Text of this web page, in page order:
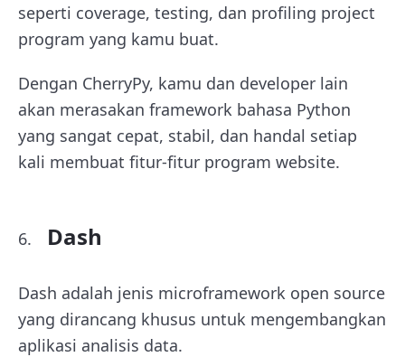
seperti coverage, testing, dan profiling project
program yang kamu buat.
Dengan CherryPy, kamu dan developer lain
akan merasakan framework bahasa Python
yang sangat cepat, stabil, dan handal setiap
kali membuat fitur-fitur program website.
Dash
Dash adalah jenis microframework open source
yang dirancang khusus untuk mengembangkan
aplikasi analisis data.